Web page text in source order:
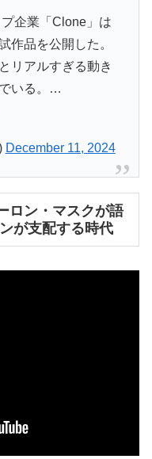
企業「Clone」は
作品を公開した。
リアルすぎる動き
いる。…
December 11, 2024
ロン・マスクが語
が支配する時代